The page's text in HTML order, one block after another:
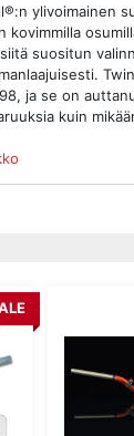
ylivoimainen
kovimmilla
suositun
ja se on
kuin